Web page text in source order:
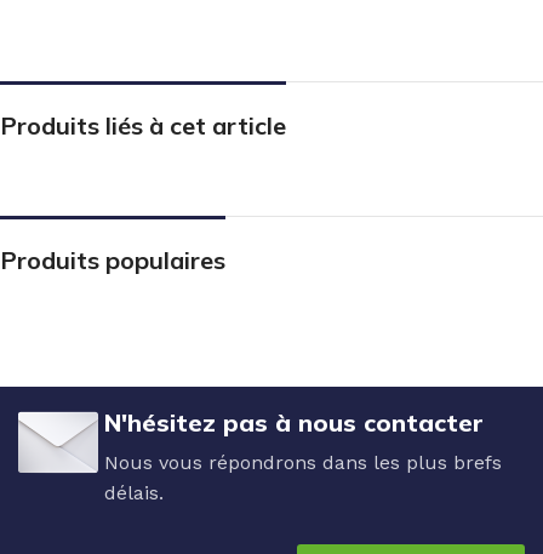
Produits liés à cet article
Produits populaires
N'hésitez pas à nous contacter
Nous vous répondrons dans les plus brefs
délais.